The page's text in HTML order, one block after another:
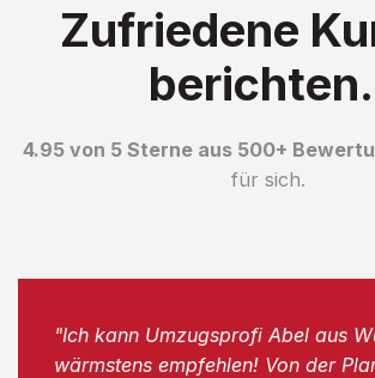
Zufriedene
4.95 von 5 Sterne aus 500+
für sich.
"Ich kann Umzugsprofi Abel aus
wärmstens empfehlen! Von der